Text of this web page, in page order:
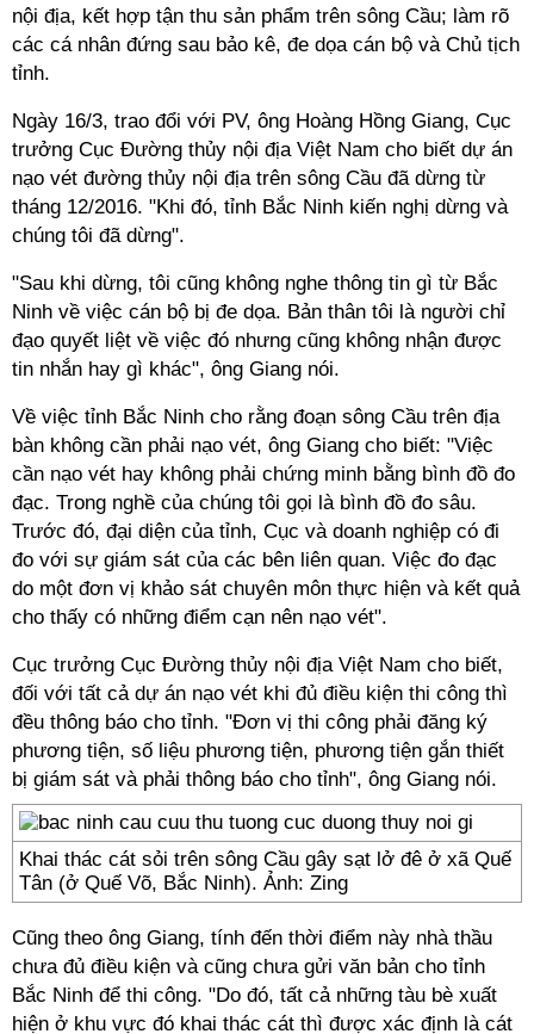
nội địa, kết hợp tận thu sản phẩm trên sông Cầu; làm rõ
các cá nhân đứng sau bảo kê, đe dọa cán bộ và Chủ tịch
tỉnh.
Ngày 16/3, trao đổi với PV, ông Hoàng Hồng Giang, Cục
trưởng Cục Đường thủy nội địa Việt Nam cho biết dự án
nạo vét đường thủy nội địa trên sông Cầu đã dừng từ
tháng 12/2016. "Khi đó, tỉnh Bắc Ninh kiến nghị dừng và
chúng tôi đã dừng".
"Sau khi dừng, tôi cũng không nghe thông tin gì từ Bắc
Ninh về việc cán bộ bị đe dọa. Bản thân tôi là người chỉ
đạo quyết liệt về việc đó nhưng cũng không nhận được
tin nhắn hay gì khác", ông Giang nói.
Về việc tỉnh Bắc Ninh cho rằng đoạn sông Cầu trên địa
bàn không cần phải nạo vét, ông Giang cho biết: "Việc
cần nạo vét hay không phải chứng minh bằng bình đồ đo
đạc. Trong nghề của chúng tôi gọi là bình đồ đo sâu.
Trước đó, đại diện của tỉnh, Cục và doanh nghiệp có đi
đo với sự giám sát của các bên liên quan. Việc đo đạc
do một đơn vị khảo sát chuyên môn thực hiện và kết quả
cho thấy có những điểm cạn nên nạo vét".
Cục trưởng Cục Đường thủy nội địa Việt Nam cho biết,
đối với tất cả dự án nạo vét khi đủ điều kiện thi công thì
đều thông báo cho tỉnh. "Đơn vị thi công phải đăng ký
phương tiện, số liệu phương tiện, phương tiện gắn thiết
bị giám sát và phải thông báo cho tỉnh", ông Giang nói.
Khai thác cát sỏi trên sông Cầu gây sạt lở đê ở xã Quế
Tân (ở Quế Võ, Bắc Ninh). Ảnh: Zing
Cũng theo ông Giang, tính đến thời điểm này nhà thầu
chưa đủ điều kiện và cũng chưa gửi văn bản cho tỉnh
Bắc Ninh để thi công. "Do đó, tất cả những tàu bè xuất
hiện ở khu vực đó khai thác cát thì được xác định là cát